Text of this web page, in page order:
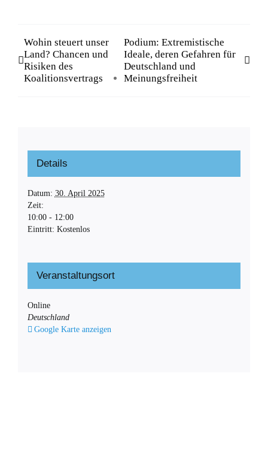
Wohin steuert unser
Land? Chancen und
Risiken des
Koalitionsvertrags
Podium: Extremistische
Ideale, deren Gefahren für
Deutschland und
Meinungsfreiheit
Details
Datum: 30. April 2025
Zeit:
10:00 - 12:00
Eintritt: Kostenlos
Veranstaltungsort
Online
Deutschland
Google Karte anzeigen